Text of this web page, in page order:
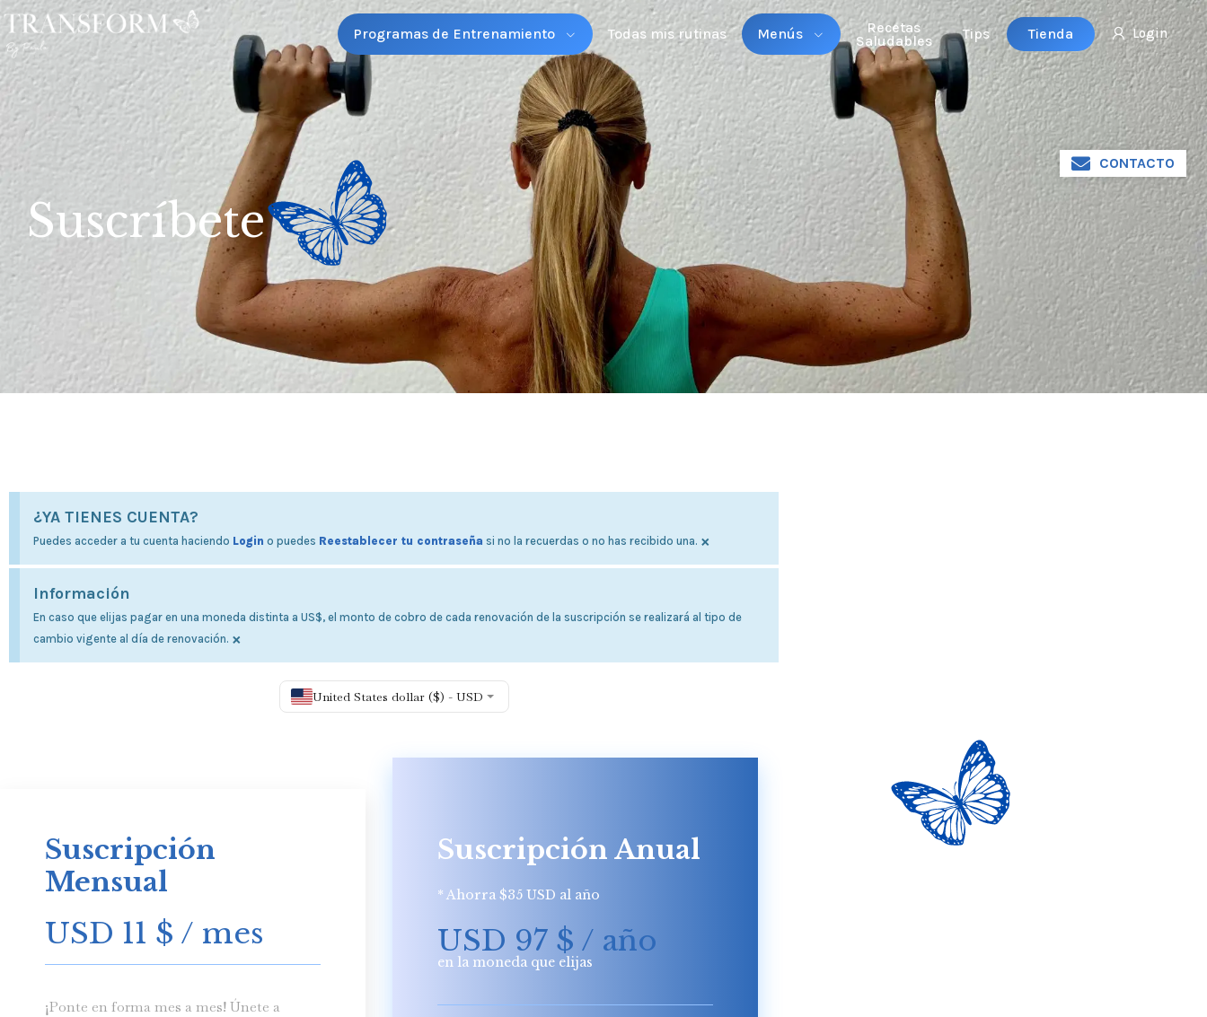
Programas de Entrenamiento Todas mis rutinas Menús Recetas
Saludables Tips Tienda Login
CONTACTO
Suscríbete
¿YA TIENES CUENTA?
Puedes acceder a tu cuenta haciendo Login o puedes Reestablecer tu contraseña si no la recuerdas o no has recibido una. ×
Información
En caso que elijas pagar en una moneda distinta a US$, el monto de cobro de cada renovación de la suscripción se realizará al tipo de
cambio vigente al día de renovación. ×
United States dollar ($) - USD
Suscripción
Mensual
USD 11 $ / mes
¡Ponte en forma mes a mes! Únete a
Suscripción Anual
* Ahorra $35 USD al año
USD 97 $ / año
en la moneda que elijas